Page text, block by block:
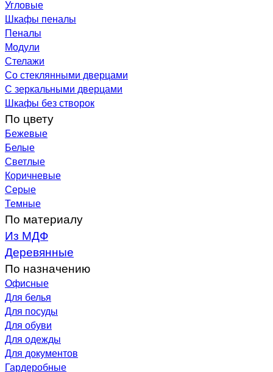
Угловые
Шкафы пеналы
Пеналы
Модули
Стелажи
Со стеклянными дверцами
С зеркальными дверцами
Шкафы без створок
По цвету
Бежевые
Белые
Светлые
Коричневые
Серые
Темные
По материалу
Из МДФ
Деревянные
По назначению
Офисные
Для белья
Для посуды
Для обуви
Для одежды
Для документов
Гардеробные